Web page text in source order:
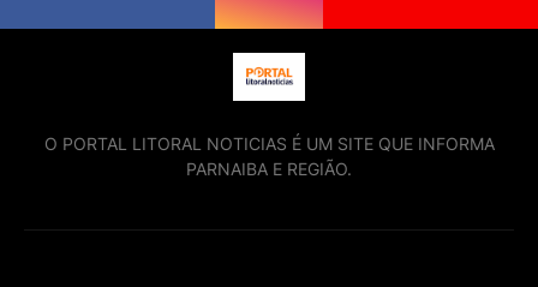
O PORTAL LITORAL NOTICIAS É UM SITE QUE INFORMA
PARNAIBA E REGIÃO.